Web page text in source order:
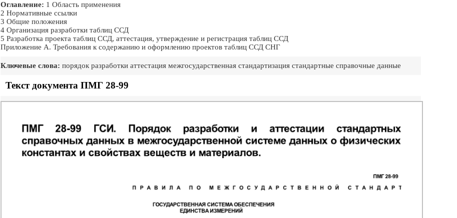
Оглавление: 1 Область применения
2 Нормативные ссылки
3 Общие положения
4 Организация разработки таблиц ССД
5 Разработка проекта таблиц ССД, аттестация, утверждение и регистрация таблиц ССД
Приложение А. Требования к содержанию и оформлению проектов таблиц ССД СНГ
Ключевые слова: порядок разработки аттестация межгосударственная стандартизация стандартные справочные данные
Текст документа ПМГ 28-99